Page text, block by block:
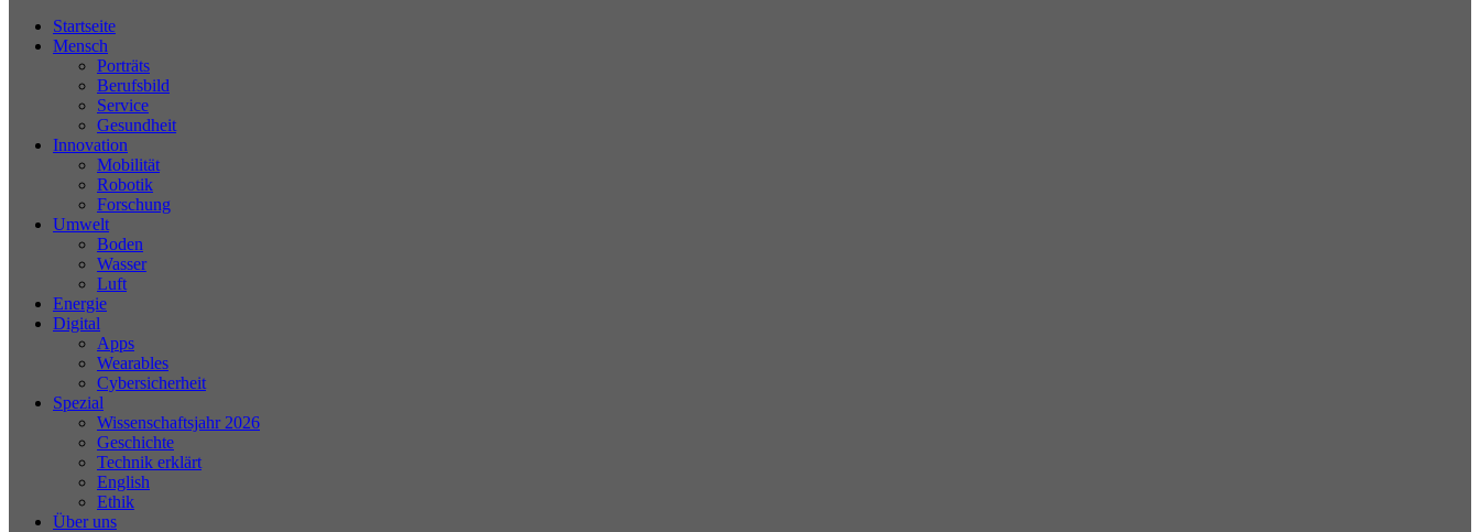
Startseite
Mensch
Porträts
Berufsbild
Service
Gesundheit
Innovation
Mobilität
Robotik
Forschung
Umwelt
Boden
Wasser
Luft
Energie
Digital
Apps
Wearables
Cybersicherheit
Spezial
Wissenschaftsjahr 2026
Geschichte
Technik erklärt
English
Ethik
Über uns